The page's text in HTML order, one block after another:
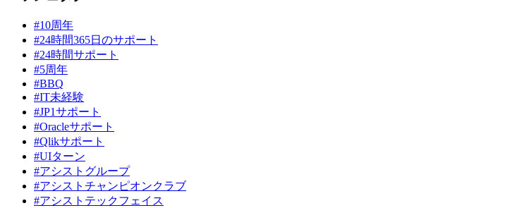
#10周年
#24時間365日のサポート
#24時間サポート
#5周年
#BBQ
#IT未経験
#JP1サポート
#Oracleサポート
#Qlikサポート
#UIターン
#アシストグループ
#アシストチャンピオンクラブ
#アシストテックフェイス